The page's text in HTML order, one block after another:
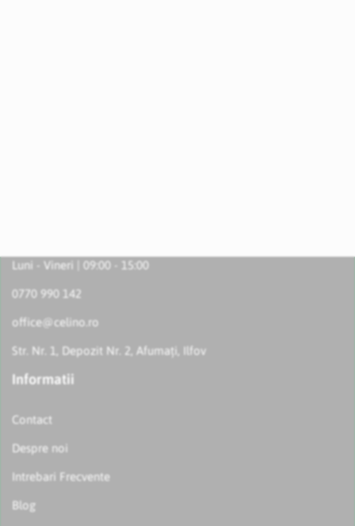
Luni - Vineri | 09:00 - 15:00
0770 990 142
office@celino.ro
Str. Nr. 1, Depozit Nr. 2, Afumați, Ilfov
Informatii
Contact
Despre noi
Intrebari Frecvente
Blog